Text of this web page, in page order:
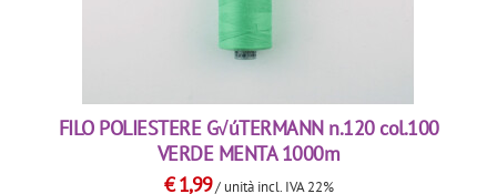
FILO POLIESTERE G√úTERMANN n.120 col.100
VERDE MENTA 1000m
€1,99 / unità incl. IVA 22%